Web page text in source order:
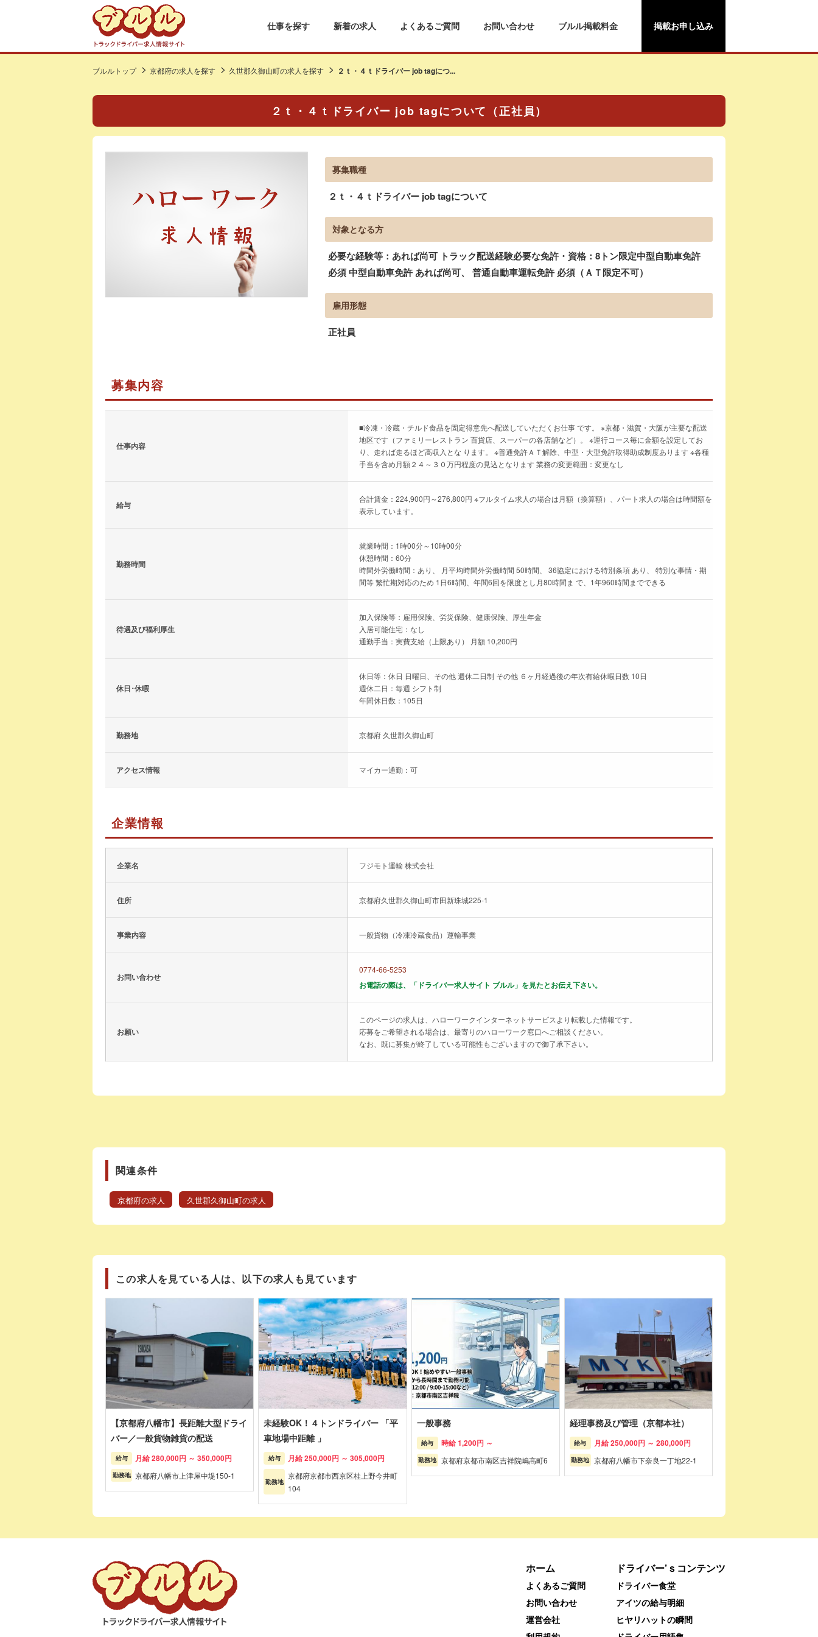
仕事を探す 新着の求人 よくあるご質問 お問い合わせ ブルル掲載料金 掲載お申し込み
ブルルトップ 京都府の求人を探す 久世郡久御山町の求人を探す ２ｔ・４ｔドライバー job tagにつ...
２ｔ・４ｔドライバー job tagについて（正社員）
募集職種
２ｔ・４ｔドライバー job tagについて
対象となる方
必要な経験等：あれば尚可 トラック配送経験必要な免許・資格：8トン限定中型自動車免許
必須 中型自動車免許 あれば尚可、 普通自動車運転免許 必須（ＡＴ限定不可）
雇用形態
正社員
募集内容
仕事内容
■冷凍・冷蔵・チルド食品を固定得意先へ配送していただくお仕事 です。 ※京都・滋賀・大阪が主要な配送
地区です（ファミリーレストラン 百貨店、スーパーの各店舗など）。 ※運行コース毎に金額を設定してお
り、走れば走るほど高収入とな ります。 ※普通免許ＡＴ解除、中型・大型免許取得助成制度あります ※各種
手当を含め月額２４～３０万円程度の見込となります 業務の変更範囲：変更なし
給与
合計賃金：224,900円～276,800円 ※フルタイム求人の場合は月額（換算額）、パート求人の場合は時間額を
表示しています。
勤務時間
就業時間：1時00分～10時00分
休憩時間：60分
時間外労働時間：あり、 月平均時間外労働時間 50時間、 36協定における特別条項 あり、 特別な事情・期
間等 繁忙期対応のため 1日6時間、年間6回を限度とし月80時間ま で、1年960時間までできる
待遇及び福利厚生
加入保険等：雇用保険、労災保険、健康保険、厚生年金
入居可能住宅：なし
通勤手当：実費支給（上限あり） 月額 10,200円
休日･休暇
休日等：休日 日曜日、その他 週休二日制 その他 ６ヶ月経過後の年次有給休暇日数 10日
週休二日：毎週 シフト制
年間休日数：105日
勤務地 京都府 久世郡久御山町
アクセス情報 マイカー通勤：可
企業情報
企業名 フジモト運輸 株式会社
住所 京都府久世郡久御山町市田新珠城225-1
事業内容 一般貨物（冷凍冷蔵食品）運輸事業
お問い合わせ
0774-66-5253
お電話の際は、「ドライバー求人サイト ブルル」を見たとお伝え下さい。
お願い
このページの求人は、ハローワークインターネットサービスより転載した情報です。
応募をご希望される場合は、最寄りのハローワーク窓口へご相談ください。
なお、既に募集が終了している可能性もございますので御了承下さい。
関連条件
京都府の求人 久世郡久御山町の求人
この求人を見ている人は、以下の求人も見ています
【京都府八幡市】長距離大型ドライ
バー／一般貨物雑貨の配送
給与 月給 280,000円 ～ 350,000円
勤務地 京都府八幡市上津屋中堤150-1
未経験OK！４トンドライバー 「平
車地場中距離 」
給与 月給 250,000円 ～ 305,000円
勤務地
京都府京都市西京区桂上野今井町
104
一般事務
給与 時給 1,200円 ～
勤務地 京都府京都市南区吉祥院嶋高町6
経理事務及び管理（京都本社）
給与 月給 250,000円 ～ 280,000円
勤務地 京都府八幡市下奈良一丁地22-1
ホーム
よくあるご質問
お問い合わせ
運営会社
ドライバー’ｓコンテンツ
ドライバー食堂
アイツの給与明細
ヒヤリハットの瞬間